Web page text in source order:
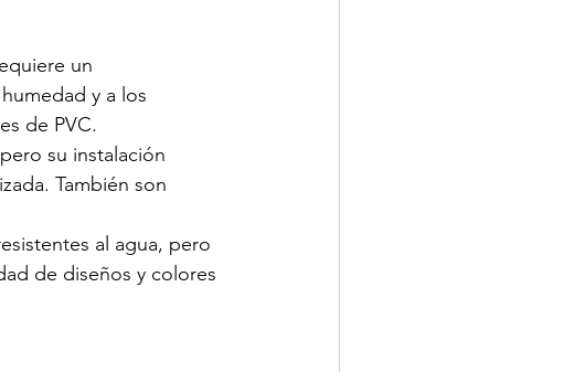
un
y a los
de PVC.
su instalación
También son
al agua, pero
de diseños y colores